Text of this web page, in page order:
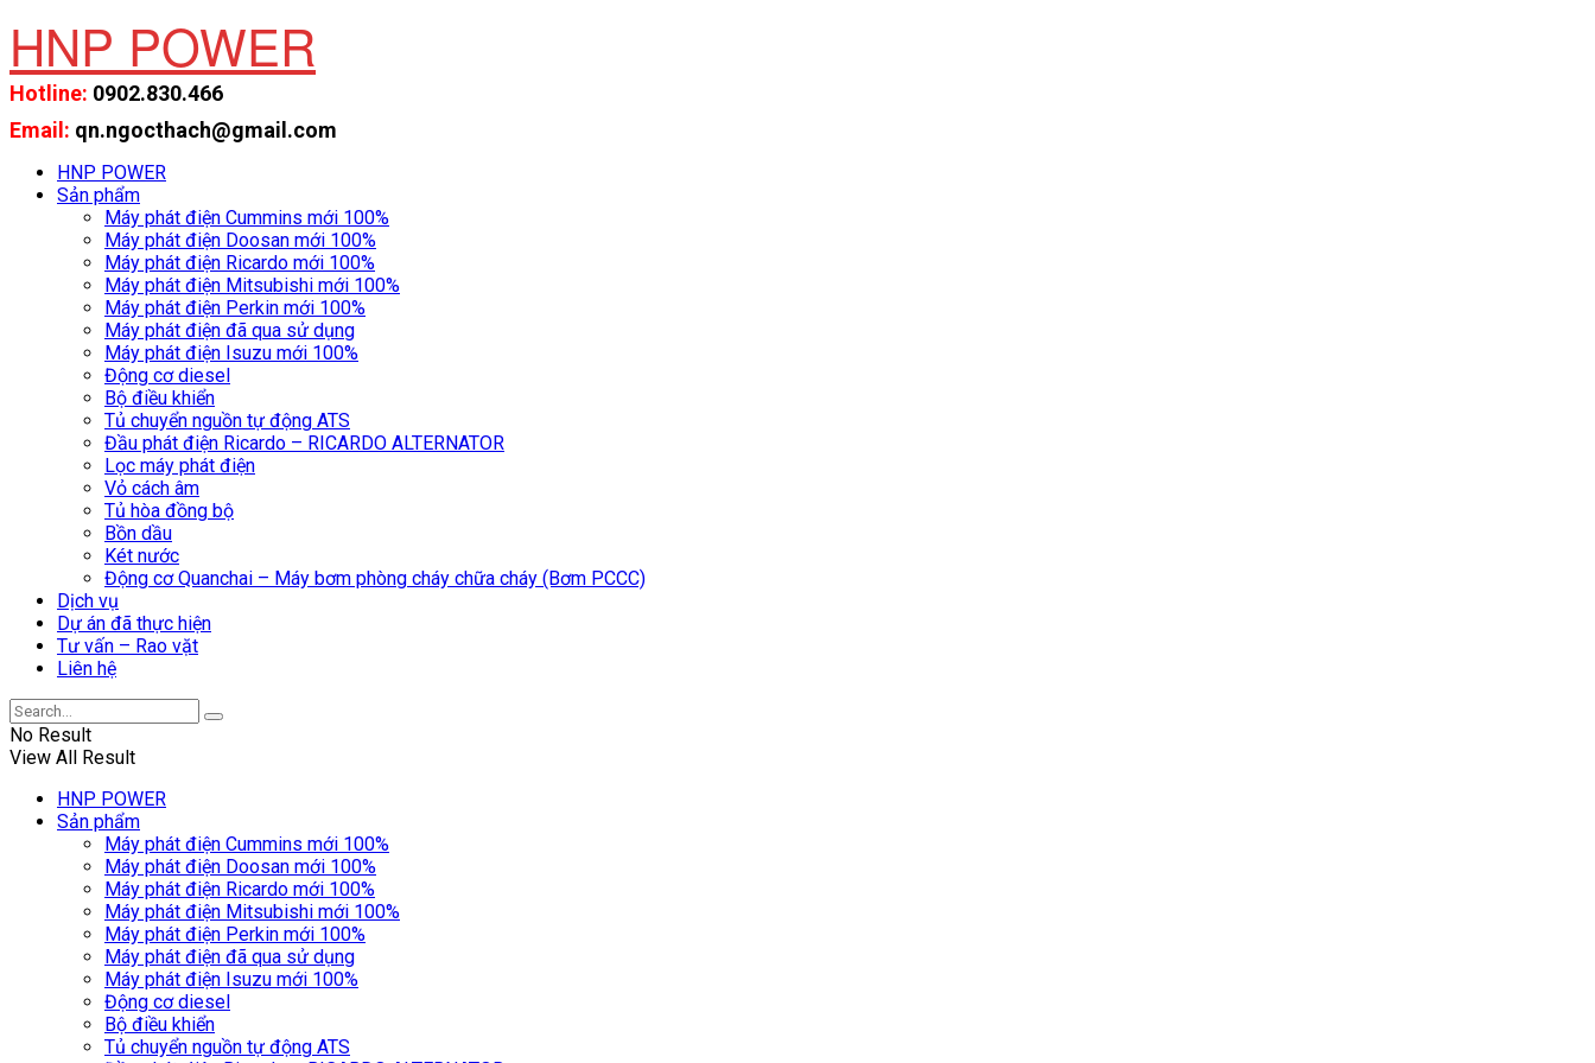
HNP POWER
Hotline: 0902.830.466
Email: qn.ngocthach@gmail.com
HNP POWER
Sản phẩm
Máy phát điện Cummins mới 100%
Máy phát điện Doosan mới 100%
Máy phát điện Ricardo mới 100%
Máy phát điện Mitsubishi mới 100%
Máy phát điện Perkin mới 100%
Máy phát điện đã qua sử dụng
Máy phát điện Isuzu mới 100%
Động cơ diesel
Bộ điều khiển
Tủ chuyển nguồn tự động ATS
Đầu phát điện Ricardo – RICARDO ALTERNATOR
Lọc máy phát điện
Vỏ cách âm
Tủ hòa đồng bộ
Bồn dầu
Két nước
Động cơ Quanchai – Máy bơm phòng cháy chữa cháy (Bơm PCCC)
Dịch vụ
Dự án đã thực hiện
Tư vấn – Rao vặt
Liên hệ
No Result
View All Result
HNP POWER
Sản phẩm
Máy phát điện Cummins mới 100%
Máy phát điện Doosan mới 100%
Máy phát điện Ricardo mới 100%
Máy phát điện Mitsubishi mới 100%
Máy phát điện Perkin mới 100%
Máy phát điện đã qua sử dụng
Máy phát điện Isuzu mới 100%
Động cơ diesel
Bộ điều khiển
Tủ chuyển nguồn tự động ATS